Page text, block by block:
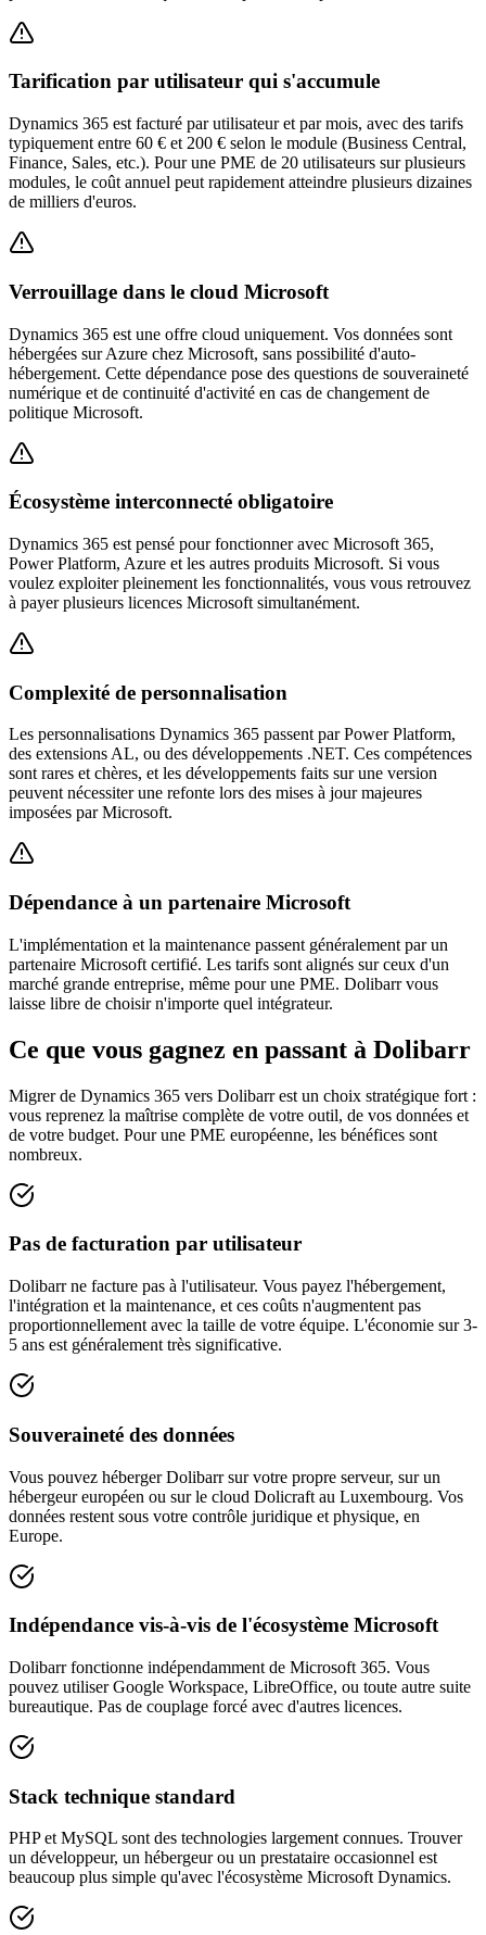
Tarification par utilisateur qui s'accumule
Dynamics 365 est facturé par utilisateur et par mois, avec des tarifs
typiquement entre 60 € et 200 € selon le module (Business Central,
Finance, Sales, etc.). Pour une PME de 20 utilisateurs sur plusieurs
modules, le coût annuel peut rapidement atteindre plusieurs dizaines
de milliers d'euros.
Verrouillage dans le cloud Microsoft
Dynamics 365 est une offre cloud uniquement. Vos données sont
hébergées sur Azure chez Microsoft, sans possibilité d'auto-
hébergement. Cette dépendance pose des questions de souveraineté
numérique et de continuité d'activité en cas de changement de
politique Microsoft.
Écosystème interconnecté obligatoire
Dynamics 365 est pensé pour fonctionner avec Microsoft 365,
Power Platform, Azure et les autres produits Microsoft. Si vous
voulez exploiter pleinement les fonctionnalités, vous vous retrouvez
à payer plusieurs licences Microsoft simultanément.
Complexité de personnalisation
Les personnalisations Dynamics 365 passent par Power Platform,
des extensions AL, ou des développements .NET. Ces compétences
sont rares et chères, et les développements faits sur une version
peuvent nécessiter une refonte lors des mises à jour majeures
imposées par Microsoft.
Dépendance à un partenaire Microsoft
L'implémentation et la maintenance passent généralement par un
partenaire Microsoft certifié. Les tarifs sont alignés sur ceux d'un
marché grande entreprise, même pour une PME. Dolibarr vous
laisse libre de choisir n'importe quel intégrateur.
Ce que vous gagnez en passant à Dolibarr
Migrer de Dynamics 365 vers Dolibarr est un choix stratégique fort :
vous reprenez la maîtrise complète de votre outil, de vos données et
de votre budget. Pour une PME européenne, les bénéfices sont
nombreux.
Pas de facturation par utilisateur
Dolibarr ne facture pas à l'utilisateur. Vous payez l'hébergement,
l'intégration et la maintenance, et ces coûts n'augmentent pas
proportionnellement avec la taille de votre équipe. L'économie sur 3-
5 ans est généralement très significative.
Souveraineté des données
Vous pouvez héberger Dolibarr sur votre propre serveur, sur un
hébergeur européen ou sur le cloud Dolicraft au Luxembourg. Vos
données restent sous votre contrôle juridique et physique, en
Europe.
Indépendance vis-à-vis de l'écosystème Microsoft
Dolibarr fonctionne indépendamment de Microsoft 365. Vous
pouvez utiliser Google Workspace, LibreOffice, ou toute autre suite
bureautique. Pas de couplage forcé avec d'autres licences.
Stack technique standard
PHP et MySQL sont des technologies largement connues. Trouver
un développeur, un hébergeur ou un prestataire occasionnel est
beaucoup plus simple qu'avec l'écosystème Microsoft Dynamics.